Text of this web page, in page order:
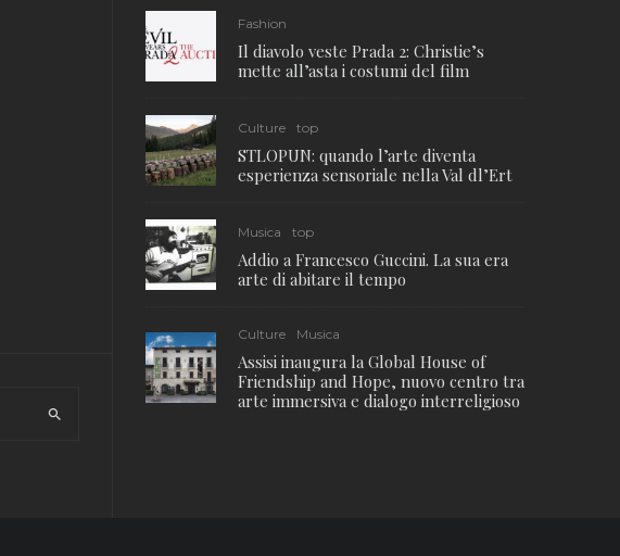
Fashion
Il diavolo veste Prada 2: Christie’s
mette all’asta i costumi del film
Culture top
STLOPUN: quando l’arte diventa
esperienza sensoriale nella Val dl’Ert
Musica top
Addio a Francesco Guccini. La sua era
arte di abitare il tempo
Culture Musica
Assisi inaugura la Global House of
Friendship and Hope, nuovo centro tra
arte immersiva e dialogo interreligioso